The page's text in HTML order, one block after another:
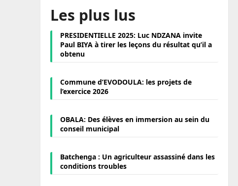
Les plus lus
PRESIDENTIELLE 2025: Luc NDZANA invite
Paul BIYA à tirer les leçons du résultat qu’il a
obtenu
Commune d’EVODOULA: les projets de
l’exercice 2026
OBALA: Des élèves en immersion au sein du
conseil municipal
Batchenga : Un agriculteur assassiné dans les
conditions troubles